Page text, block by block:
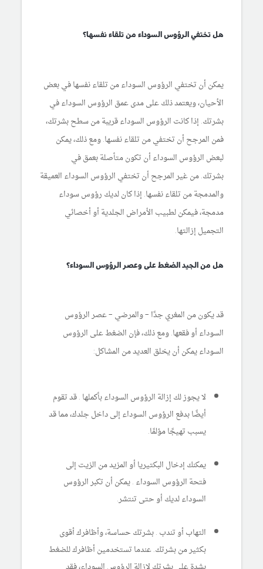
هل تختفي الرؤوس السوداء من تلقاء نفسها؟
يمكن أن تختفي الرؤوس السوداء من تلقاء نفسها في بعض
الأحيان، ويعتمد ذلك على مدى عمق الرؤوس السوداء في
بشرتك. إذا كانت الرؤوس السوداء قريبة من سطح بشرتك،
فمن المرجح أن تختفي من تلقاء نفسها. ومع ذلك، يمكن
لبعض الرؤوس السوداء أن تكون متأصلة بعمق في
بشرتك. من غير المرجح أن تختفي الرؤوس السوداء العميقة
والمدمجة من تلقاء نفسها. إذا كان لديك رؤوس سوداء
مدمجة، فيمكن لطبيب الأمراض الجلدية أو أخصائي
التجميل إزالتها.
هل من الجيد الضغط على وعصر الرؤوس السوداء؟
قد يكون من المغري جدًا – والمرضي – عصر الرؤوس
السوداء أو فقعها. ومع ذلك، فإن الضغط على الرؤوس
السوداء يمكن أن يخلق العديد من المشاكل:
لا يجوز لك إزالة الرؤوس السوداء بأكملها . قد تقوم
أيضًا بدفع الرؤوس السوداء إلى داخل جلدك، مما قد
يسبب تهيجًا مؤلمًا.
يمكنك إدخال البكتيريا أو المزيد من الزيت إلى
فتحة الرؤوس السوداء . يمكن أن تكبر الرؤوس
السوداء لديك أو حتى تنتشر.
التهاب أو تندب . بشرتك حساسة، وأظافرك أقوى
بكثير من بشرتك. عندما تستخدمين أظافرك للضغط